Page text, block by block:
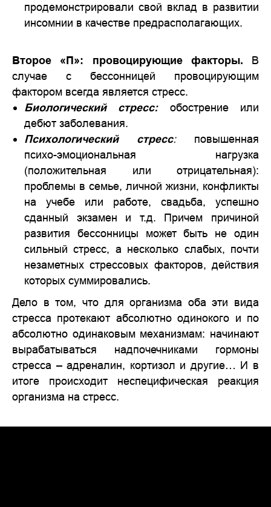
продемонстрировали свой вклад в развитии
инсомнии в качестве предрасполагающих.
Второе «П»: провоцирующие факторы. В
случае с бессонницей провоцирующим
фактором всегда является стресс.
Биологический стресс:обострение или
дебют заболевания.
Психологический стресс:повышенная
психо-эмоциональная нагрузка
(положительная или отрицательная):
проблемы в семье, личной жизни, конфликты
на учебе или работе, свадьба, успешно
сданный экзамен и т.д. Причем причиной
развития бессонницы может быть не один
сильный стресс, а несколько слабых, почти
незаметных стрессовых факторов, действия
которых суммировались.
Дело в том, что для организма оба эти вида
стресса протекают абсолютно одинокого и по
абсолютно одинаковым механизмам: начинают
вырабатываться надпочечниками гормоны
стресса – адреналин, кортизол и другие… И в
итоге происходит неспецифическая реакция
организма на стресс.